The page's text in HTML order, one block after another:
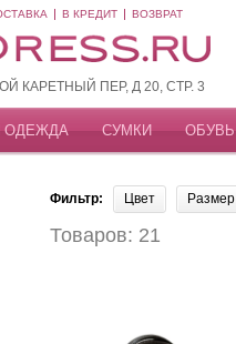
В КРЕДИТ ВОЗВРАТ
КАРЕТНЫЙ ПЕР, Д 20, СТР. 3
ОДЕЖДА СУМКИ ОБУВЬ
Фильтр: Цвет Размер
Товаров: 21